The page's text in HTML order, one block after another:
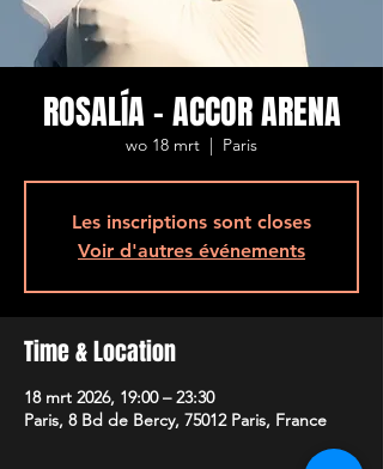
ROSALÍA - ACCOR ARENA
wo 18 mrt
  |
Paris
Les inscriptions sont closes
Voir d'autres événements
Time & Location
18 mrt 2026, 19:00 – 23:30
Paris, 8 Bd de Bercy, 75012 Paris, France